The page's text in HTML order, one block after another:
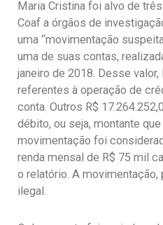
Maria Cristina foi alvo de
Coaf a órgãos de
uma “movimentação
uma de suas contas,
janeiro de 2018. Desse
referentes à operação de
conta. Outros R$
débito, ou seja, montante
movimentação foi
renda mensal de R$ 75 mil
o relatório. A movimentação,
ilegal.